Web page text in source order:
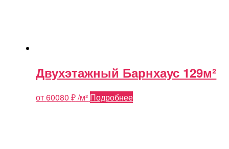
Двухэтажный Барнхаус 129м²
от60080₽/м² Подробнее